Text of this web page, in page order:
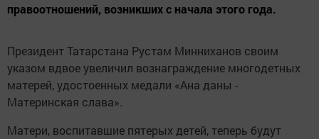
правоотношений, возникших с начала этого года.
Президент Татарстана Рустам Минниханов своим
указом вдвое увеличил вознаграждение многодетных
матерей, удостоенных медали «Ана даны -
Материнская слава».
Матери, воспитавшие пятерых детей, теперь будут